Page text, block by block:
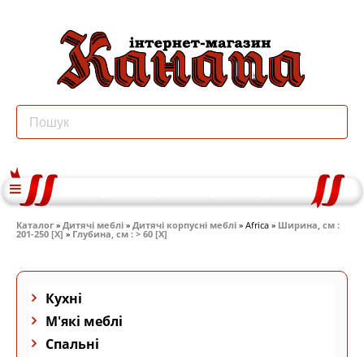
Каталог » Дитячі меблі » Дитячі корпусні меблі » Africa » Ширина, см :
201-250 [X]» Глубина, см : > 60 [X]
Кухні
М'які меблі
Спальні